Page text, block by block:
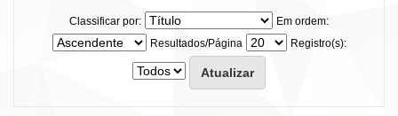
Classificar por:
Em ordem:
Resultados/Página
Registro(s):